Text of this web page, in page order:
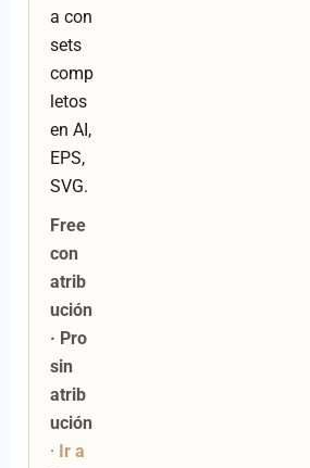
a con
sets
comp
letos
en AI,
EPS,
SVG.
Free
con
atrib
ución
· Pro
sin
atrib
ución
· Ir a